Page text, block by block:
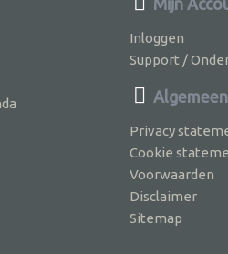
Inloggen
Support /
Algemeen
Privacy
Cookie
Voorwaarden
Disclaimer
Sitemap